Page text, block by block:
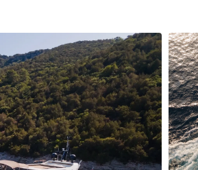
Español
TL- ₺